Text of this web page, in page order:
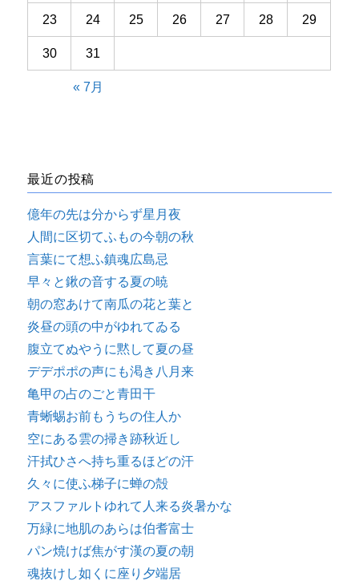
23 24 25 26 27 28 29
30 31
« 7月
最近の投稿
億年の先は分からず星月夜
人間に区切てふもの今朝の秋
言葉にて想ふ鎮魂広島忌
早々と鍬の音する夏の暁
朝の窓あけて南瓜の花と葉と
炎昼の頭の中がゆれてゐる
腹立てぬやうに黙して夏の昼
デデポポの声にも渇き八月来
亀甲の占のごと青田干
青蜥蜴お前もうちの住人か
空にある雲の掃き跡秋近し
汗拭ひさへ持ち重るほどの汗
久々に使ふ梯子に蝉の殻
アスファルトゆれて人来る炎暑かな
万緑に地肌のあらは伯耆富士
パン焼けば焦がす漢の夏の朝
魂抜けし如くに座り夕端居